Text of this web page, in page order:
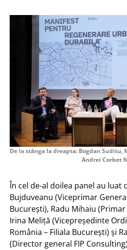
De la stânga la dreapta: Bogdan Suditu,
Andrei Corbet
În cel de-al doilea panel au luat
Bujduveanu (Viceprimar
București), Radu Mihaiu
Irina Meliță (Vicepreședinte
România – Filiala București) și
(Director general FIP